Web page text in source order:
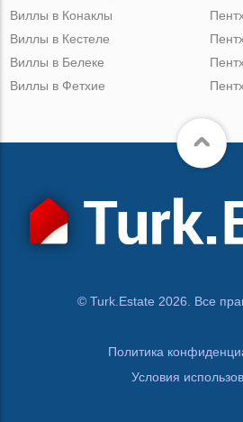
Виллы в Конаклы
Виллы в Кестеле
Виллы в Белеке
Виллы в Фетхие
© Turk.Estate 2026. Все
Политика
Условия